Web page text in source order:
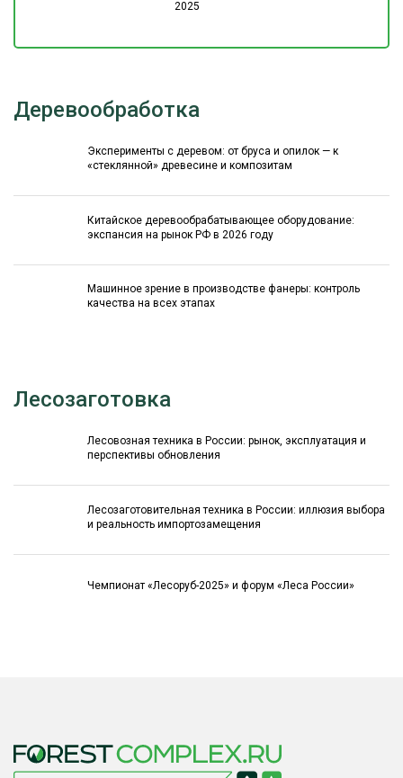
2025
Деревообработка
Эксперименты с деревом: от бруса и опилок — к
«стеклянной» древесине и композитам
Китайское деревообрабатывающее оборудование:
экспансия на рынок РФ в 2026 году
Машинное зрение в производстве фанеры: контроль
качества на всех этапах
Лесозаготовка
Лесовозная техника в России: рынок, эксплуатация и
перспективы обновления
Лесозаготовительная техника в России: иллюзия выбора
и реальность импортозамещения
Чемпионат «Лесоруб-2025» и форум «Леса России»